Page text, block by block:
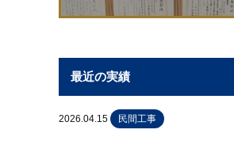
最近の実績
2026.04.15 民間工事